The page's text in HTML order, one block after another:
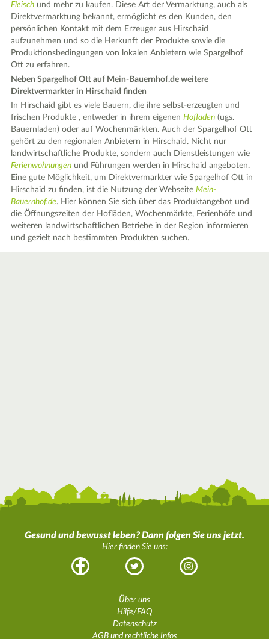
Fleisch und mehr zu kaufen. Diese Art der Vermarktung, auch als
Direktvermarktung bekannt, ermöglicht es den Kunden, den
persönlichen Kontakt mit dem Erzeuger aus Hirschaid
aufzunehmen und so die Herkunft der Produkte sowie die
Produktionsbedingungen von lokalen Anbietern wie Spargelhof
Ott zu erfahren.
Neben Spargelhof Ott auf Mein-Bauernhof.de weitere
Direktvermarkter in Hirschaid finden
In Hirschaid gibt es viele Bauern, die ihre selbst-erzeugten und
frischen Produkte , entweder in ihrem eigenenHofladen (ugs.
Bauernladen) oder auf Wochenmärkten. Auch der Spargelhof Ott
gehört zu den regionalen Anbietern in Hirschaid. Nicht nur
landwirtschaftliche Produkte, sondern auch Dienstleistungen wie
Ferienwohnungen und Führungen werden in Hirschaid angeboten.
Eine gute Möglichkeit, um Direktvermarkter wie Spargelhof Ott in
Hirschaid zu finden, ist die Nutzung der WebseiteMein-
Bauernhof.de. Hier können Sie sich über das Produktangebot und
die Öffnungszeiten der Hofläden, Wochenmärkte, Ferienhöfe und
weiteren landwirtschaftlichen Betriebe in der Region informieren
und gezielt nach bestimmten Produkten suchen.
Gesund und bewusst leben? Dann folgen Sie uns jetzt.
Hier finden Sie uns:
Facebook Twitter Instagram
Über uns
Hilfe/FAQ
Datenschutz
AGB und rechtliche Infos